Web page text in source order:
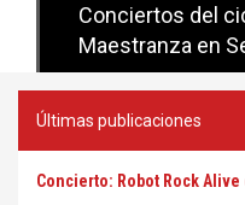
Conciertos del
Maestranza en
Conciertos del
Sevilla
Últimas publicaciones
Concierto: Robot Rock